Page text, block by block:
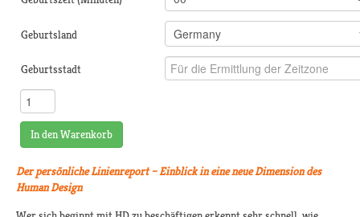
Geburtsland
Geburtsstadt
In den Warenkorb
Der persönliche Linienreport – Einblick in eine neue Dimension des
Human Design